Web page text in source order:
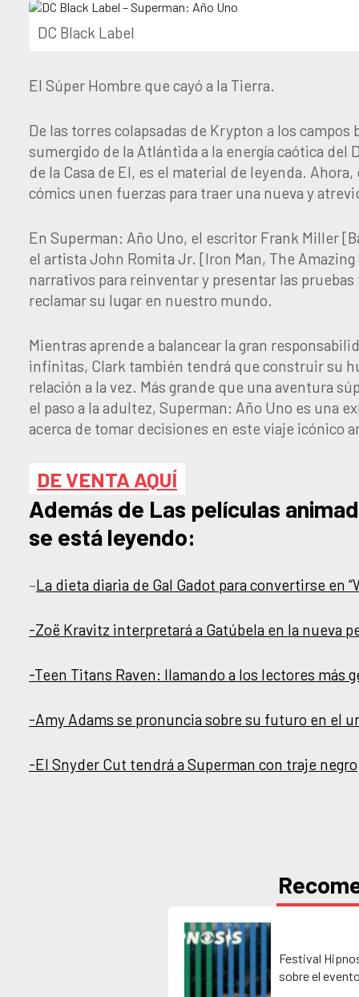
DC Black Label
El Súper Hombre que cayó a la Tierra.
De las torres colapsadas de Krypton a los
sumergido de la Atlántida a la energía caótica
de la Casa de El, es el material de leyenda.
cómics unen fuerzas para traer una nueva y
En Superman: Año Uno, el escritor Frank Miller
el artista John Romita Jr. [Iron Man, The
narrativos para reinventar y presentar las
reclamar su lugar en nuestro mundo.
Mientras aprende a balancear la gran
infinitas, Clark también tendrá que construir su
relación a la vez. Más grande que una aventura
el paso a la adultez, Superman: Año Uno es una
acerca de tomar decisiones en este viaje icónico
DE VENTA AQUÍ
Además de Las películas
se está leyendo:
–La dieta diaria de Gal Gadot para convertirse en
-Zoë Kravitz interpretará a Gatúbela en la nueva
-Teen Titans Raven: llamando a los lectores más
-Amy Adams se pronuncia sobre su futuro en el
-El Snyder Cut tendrá a Superman con traje negro
Festival
sobre el